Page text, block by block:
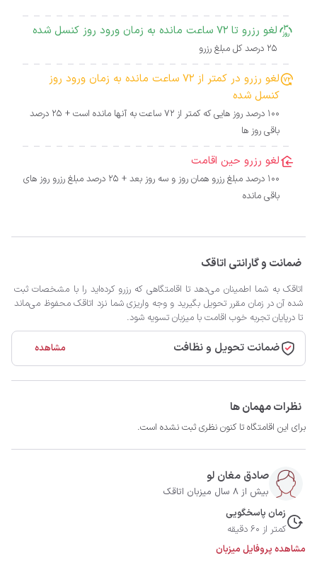
لغو رزرو تا 72 ساعت مانده به زمان ورود روز کنسل شده
25 درصد کل مبلغ رزرو
لغو رزرو در کمتر از 72 ساعت مانده به زمان ورود روز
کنسل شده
100 درصد روز هایی که کمتر از 72 ساعت به آنها مانده است + 25 درصد
باقی روز ها
لغو رزرو حین اقامت
100 درصد مبلغ رزرو همان روز و سه روز بعد + 25 درصد مبلغ رزرو روز های
باقی مانده
ضمانت و گارانتی اتاقک
اتاقک به شما اطمینان می‌دهد تا اقامتگاهی که رزرو کرده‌اید را با مشخصات ثبت
شده آن در زمان مقرر تحویل بگیرید و وجه واریزی شما نزد اتاقک محفوظ می‌ماند
تا درپایان تجربه خوب اقامت با میزبان تسویه شود.
ضمانت تحویل و نظافت مشاهده
نظرات مهمان ها
برای این اقامتگاه تا کنون نظری ثبت نشده است.
صادق مغان لو
بیش از 8 سال میزبان اتاقک
زمان پاسخگویی
کمتر از 60 دقیقه
مشاهده پروفایل میزبان